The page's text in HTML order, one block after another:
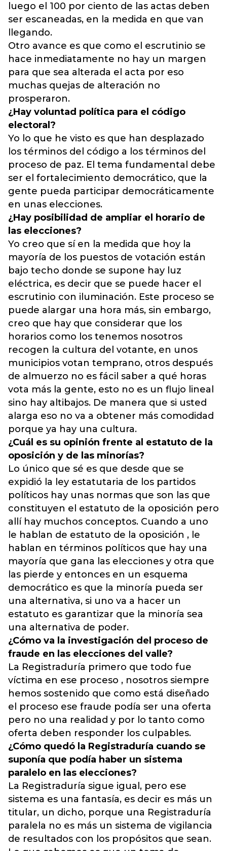
luego el 100 por ciento de las actas deben
ser escaneadas, en la medida en que van
llegando.
Otro avance es que como el escrutinio se
hace inmediatamente no hay un margen
para que sea alterada el acta por eso
muchas quejas de alteración no
prosperaron.
¿Hay voluntad política para el código
electoral?
Yo lo que he visto es que han desplazado
los términos del código a los términos del
proceso de paz. El tema fundamental debe
ser el fortalecimiento democrático, que la
gente pueda participar democráticamente
en unas elecciones.
¿Hay posibilidad de ampliar el horario de
las elecciones?
Yo creo que sí en la medida que hoy la
mayoría de los puestos de votación están
bajo techo donde se supone hay luz
eléctrica, es decir que se puede hacer el
escrutinio con iluminación. Este proceso se
puede alargar una hora más, sin embargo,
creo que hay que considerar que los
horarios como los tenemos nosotros
recogen la cultura del votante, en unos
municipios votan temprano, otros después
de almuerzo no es fácil saber a qué horas
vota más la gente, esto no es un flujo lineal
sino hay altibajos. De manera que si usted
alarga eso no va a obtener más comodidad
porque ya hay una cultura.
¿Cuál es su opinión frente al estatuto de la
oposición y de las minorías?
Lo único que sé es que desde que se
expidió la ley estatutaria de los partidos
políticos hay unas normas que son las que
constituyen el estatuto de la oposición pero
allí hay muchos conceptos. Cuando a uno
le hablan de estatuto de la oposición , le
hablan en términos políticos que hay una
mayoría que gana las elecciones y otra que
las pierde y entonces en un esquema
democrático es que la minoría pueda ser
una alternativa, si uno va a hacer un
estatuto es garantizar que la minoría sea
una alternativa de poder.
¿Cómo va la investigación del proceso de
fraude en las elecciones del valle?
La Registraduría primero que todo fue
víctima en ese proceso , nosotros siempre
hemos sostenido que como está diseñado
el proceso ese fraude podía ser una oferta
pero no una realidad y por lo tanto como
oferta deben responder los culpables.
¿Cómo quedó la Registraduría cuando se
suponía que podía haber un sistema
paralelo en las elecciones?
La Registraduría sigue igual, pero ese
sistema es una fantasía, es decir es más un
titular, un dicho, porque una Registraduría
paralela no es más un sistema de vigilancia
de resultados con los propósitos que sean.